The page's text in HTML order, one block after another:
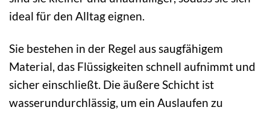
ideal für den Alltag eignen.
Sie bestehen in der Regel aus saugfähigem
Material, das Flüssigkeiten schnell aufnimmt und
sicher einschließt. Die äußere Schicht ist
wasserundurchlässig, um ein Auslaufen zu